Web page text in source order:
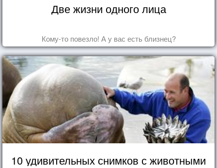
Две жизни одного лица
Кому-то повезло! А у вас есть близнец?
10 удивительных снимков с животными